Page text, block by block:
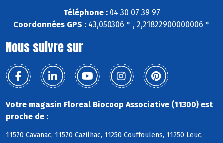
Téléphone :04 30 07 39 97
Coordonnées GPS : 43,050306 ° , 2,21822900000006 °
Nous suivre sur
Votre magasin Floreal Biocoop Associative (11300) est
proche de :
11570 Cavanac, 11570 Cazilhac, 11250 Couffoulens, 11250 Leuc,